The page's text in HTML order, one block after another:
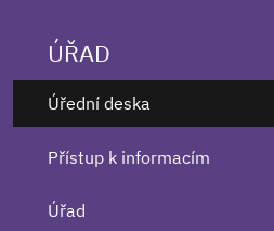
ÚŘAD
Úřední deska
Přístup k informacím
Úřad